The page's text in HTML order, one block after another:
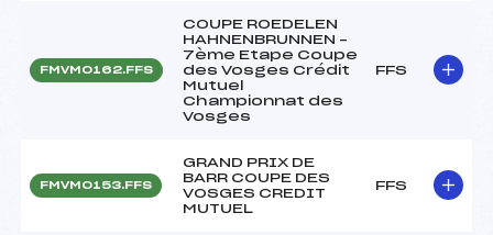
FMVM0162.FFS
COUPE ROEDELEN
HAHNENBRUNNEN –
7ème Etape Coupe
des Vosges Crédit
Mutuel
Championnat des
Vosges
FFS
FMVM0153.FFS
GRAND PRIX DE
BARR COUPE DES
VOSGES CREDIT
MUTUEL
FFS